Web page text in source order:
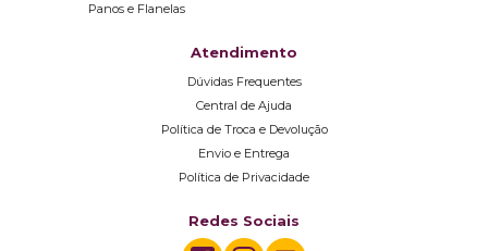
Panos e Flanelas
Atendimento
Dúvidas Frequentes
Central de Ajuda
Política de Troca e Devolução
Envio e Entrega
Política de Privacidade
Redes Sociais